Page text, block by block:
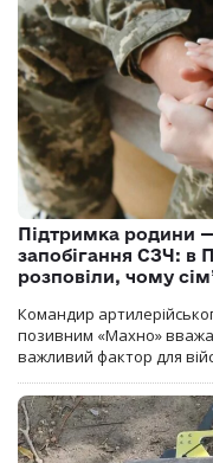
Підтримка родини
запобігання СЗЧ: в
розповіли, чому
Командир
позивним «Махно»
важливий фактор для